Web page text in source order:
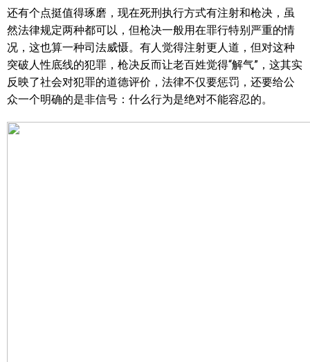
还有个点挺值得琢磨，现在死刑执行方式有注射和枪决，虽
然法律规定两种都可以，但枪决一般用在罪行特别严重的情
况，这也算一种司法威慑。有人觉得注射更人道，但对这种
突破人性底线的犯罪，枪决反而让老百姓觉得“解气”，这其实
反映了社会对犯罪的道德评价，法律不仅要惩罚，还要给公
众一个明确的是非信号：什么行为是绝对不能容忍的。